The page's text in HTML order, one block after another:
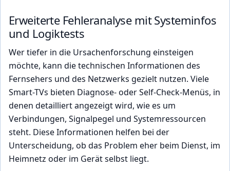
Erweiterte Fehleranalyse mit Systeminfos
und Logiktests
Wer tiefer in die Ursachenforschung einsteigen
möchte, kann die technischen Informationen des
Fernsehers und des Netzwerks gezielt nutzen. Viele
Smart-TVs bieten Diagnose- oder Self-Check-Menüs, in
denen detailliert angezeigt wird, wie es um
Verbindungen, Signalpegel und Systemressourcen
steht. Diese Informationen helfen bei der
Unterscheidung, ob das Problem eher beim Dienst, im
Heimnetz oder im Gerät selbst liegt.